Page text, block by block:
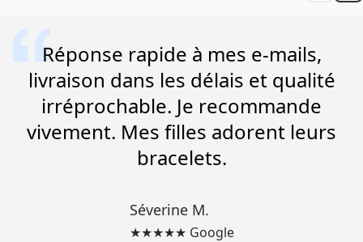
Réponse rapide à mes e-mails,
livraison dans les délais et qualité
irréprochable. Je recommande
vivement. Mes filles adorent leurs
bracelets.
Séverine M.
★★★★★ Google